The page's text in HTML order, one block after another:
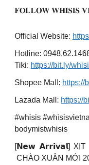
𝐅𝐎𝐋𝐋𝐎𝐖 𝐖𝐇𝐈𝐒𝐈𝐒
Official Website:
Hotline:
Tiki: https://bit.ly/
Shopee Mall: https://
Lazada Mall: https://
#whisis
bodymistwhisis
[𝗡𝗲𝘄 𝗔𝗿𝗿𝗶𝘃𝗮𝗹]
CHÀO XUÂN MỚI